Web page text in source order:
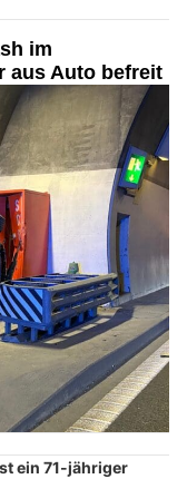
im
aus Auto befreit
ein 71-jähriger